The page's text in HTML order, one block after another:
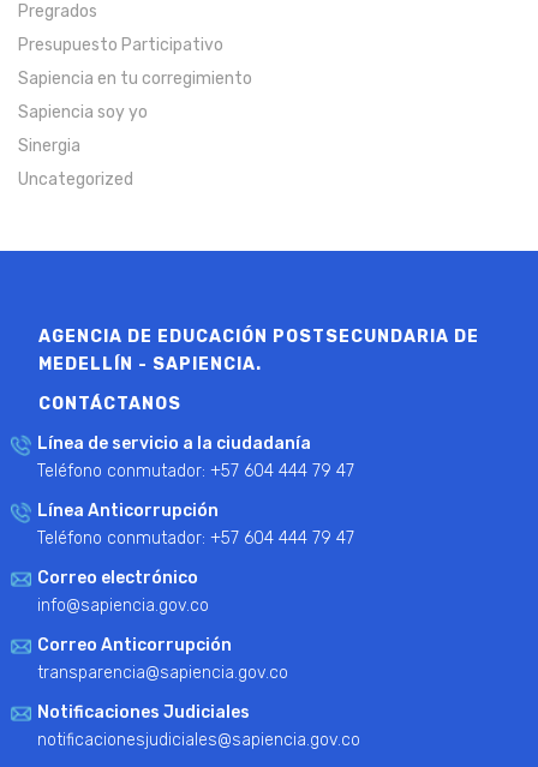
Pregrados
Presupuesto Participativo
Sapiencia en tu corregimiento
Sapiencia soy yo
Sinergia
Uncategorized
AGENCIA DE EDUCACIÓN POSTSECUNDARIA DE
MEDELLÍN - SAPIENCIA.
CONTÁCTANOS
Línea de servicio a la ciudadanía
Teléfono conmutador: +57 604 444 79 47
Línea Anticorrupción
Teléfono conmutador: +57 604 444 79 47
Correo electrónico
info@sapiencia.gov.co
Correo Anticorrupción
transparencia@sapiencia.gov.co
Notificaciones Judiciales
notificacionesjudiciales@sapiencia.gov.co